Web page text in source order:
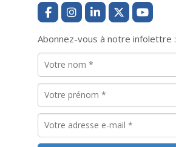
Abonnez-vous à notre infolettre :